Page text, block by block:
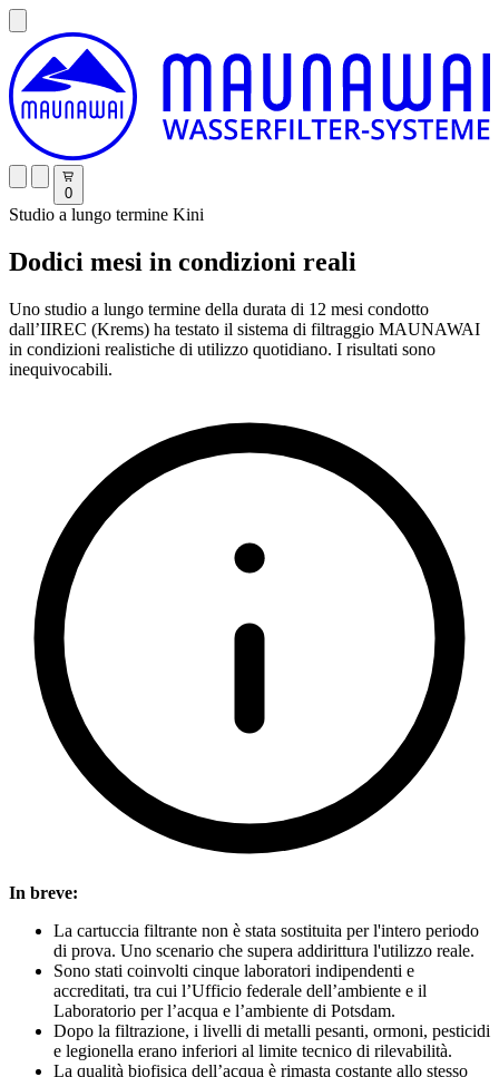
0
Studio a lungo termine Kini
Dodici mesi in condizioni reali
Uno studio a lungo termine della durata di 12 mesi condotto
dall’IIREC (Krems) ha testato il sistema di filtraggio MAUNAWAI
in condizioni realistiche di utilizzo quotidiano. I risultati sono
inequivocabili.
In breve:
La cartuccia filtrante non è stata sostituita per l'intero periodo
di prova. Uno scenario che supera addirittura l'utilizzo reale.
Sono stati coinvolti cinque laboratori indipendenti e
accreditati, tra cui l’Ufficio federale dell’ambiente e il
Laboratorio per l’acqua e l’ambiente di Potsdam.
Dopo la filtrazione, i livelli di metalli pesanti, ormoni, pesticidi
e legionella erano inferiori al limite tecnico di rilevabilità.
La qualità biofisica dell’acqua è rimasta costante allo stesso